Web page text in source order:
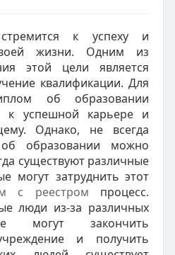
к успеху и
жизни. Одним из
этой цели является
квалификации. Для
об образовании
к успешной карьере и
Однако, не всегда
образовании можно
существуют различные
могут затруднить этот
с реестром процесс.
люди из-за различных
могут закончить
и получить